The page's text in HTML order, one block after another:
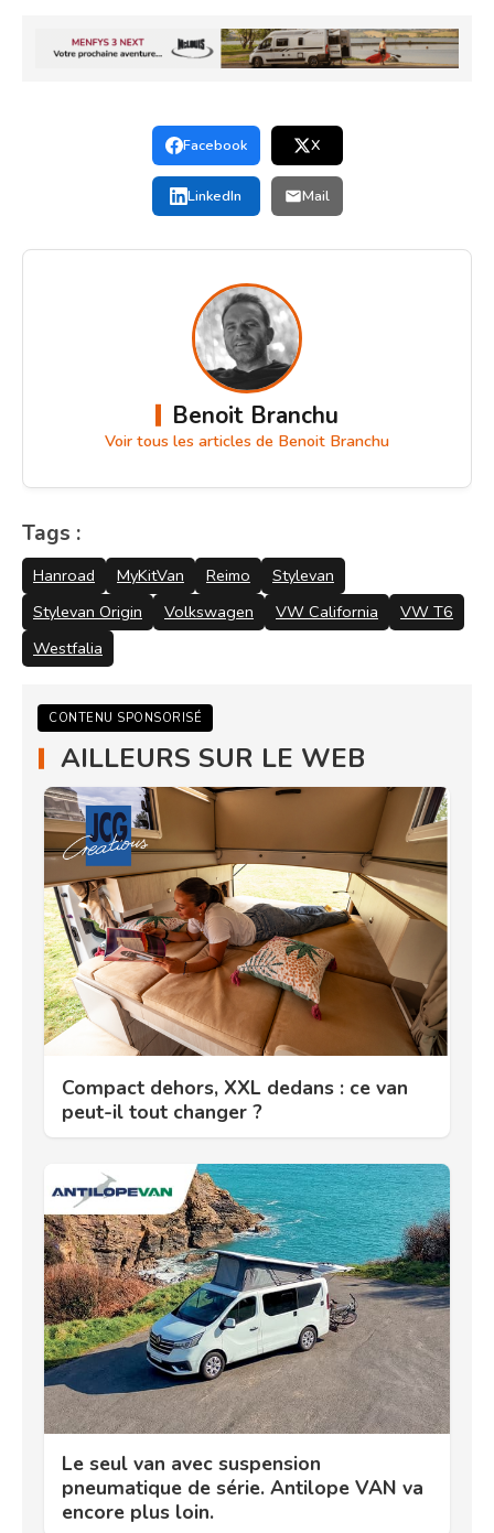
Facebook X
LinkedIn Mail
Benoit Branchu
Voir tous les articles de Benoit Branchu
Tags :
Hanroad MyKitVan Reimo
Stylevan
Stylevan Origin
Volkswagen VW California
VW T6
Westfalia
CONTENU SPONSORISÉ
AILLEURS SUR LE WEB
Compact dehors, XXL dedans : ce van
peut-il tout changer ?
Le seul van avec suspension
pneumatique de série. Antilope VAN va
encore plus loin.